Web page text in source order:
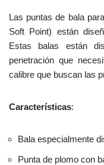
Las puntas de bala
Soft Point) están
Estas balas están
penetración que
calibre que buscan las
Características:
Bala especialmente
Punta de plomo con